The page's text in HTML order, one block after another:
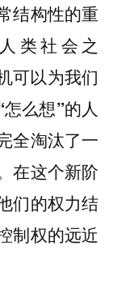
结构性的重
类社会之
可以为我们
么想”的人
全淘汰了一
在这个新阶
们的权力结
制权的远近